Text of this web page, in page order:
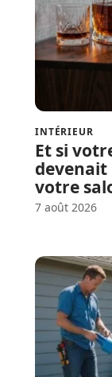
INTÉRIEUR
Et si
devenait
votre
7 août 2026